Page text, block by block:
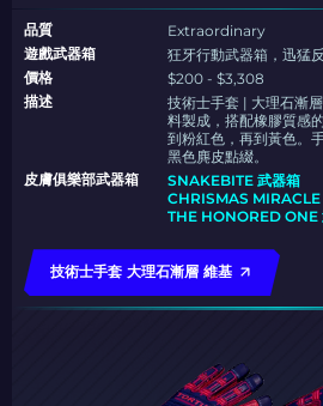
品質
Extraordinary
遊戲武器箱
狂牙行動武器箱，迅猛
價格
$200 - $3,308
描述
技術士手套 | 大理石漸
料製成，搭配橡膠質感
到粉紅色，再到黃色。
黑色麂皮點綴。
皮膚俱樂部武器箱
SNAKEBITE 武器箱
CHRISMAS MIRACLE
THE HONORED ONE
技術士手套 大理石漸層 維基